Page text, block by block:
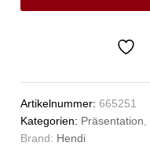
6
Artikelnummer:665251
Kategorien: Präsentation,
Brand: Hendi